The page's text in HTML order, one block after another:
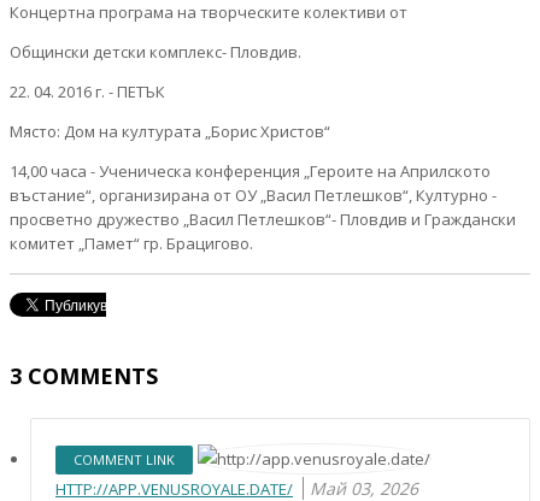
Концертна програма на творческите колективи от
Общински детски комплекс- Пловдив.
22. 04. 2016 г. - ПЕТЪК
Място: Дом на културата „Борис Христов“
14,00 часа - Ученическа конференция „Героите на Априлското
въстание“, организирана от ОУ „Васил Петлешков“, Културно -
просветно дружество „Васил Петлешков“- Пловдив и Граждански
комитет „Памет“ гр. Брацигово.
3 COMMENTS
COMMENT LINK
HTTP://APP.VENUSROYALE.DATE/ Май 03, 2026